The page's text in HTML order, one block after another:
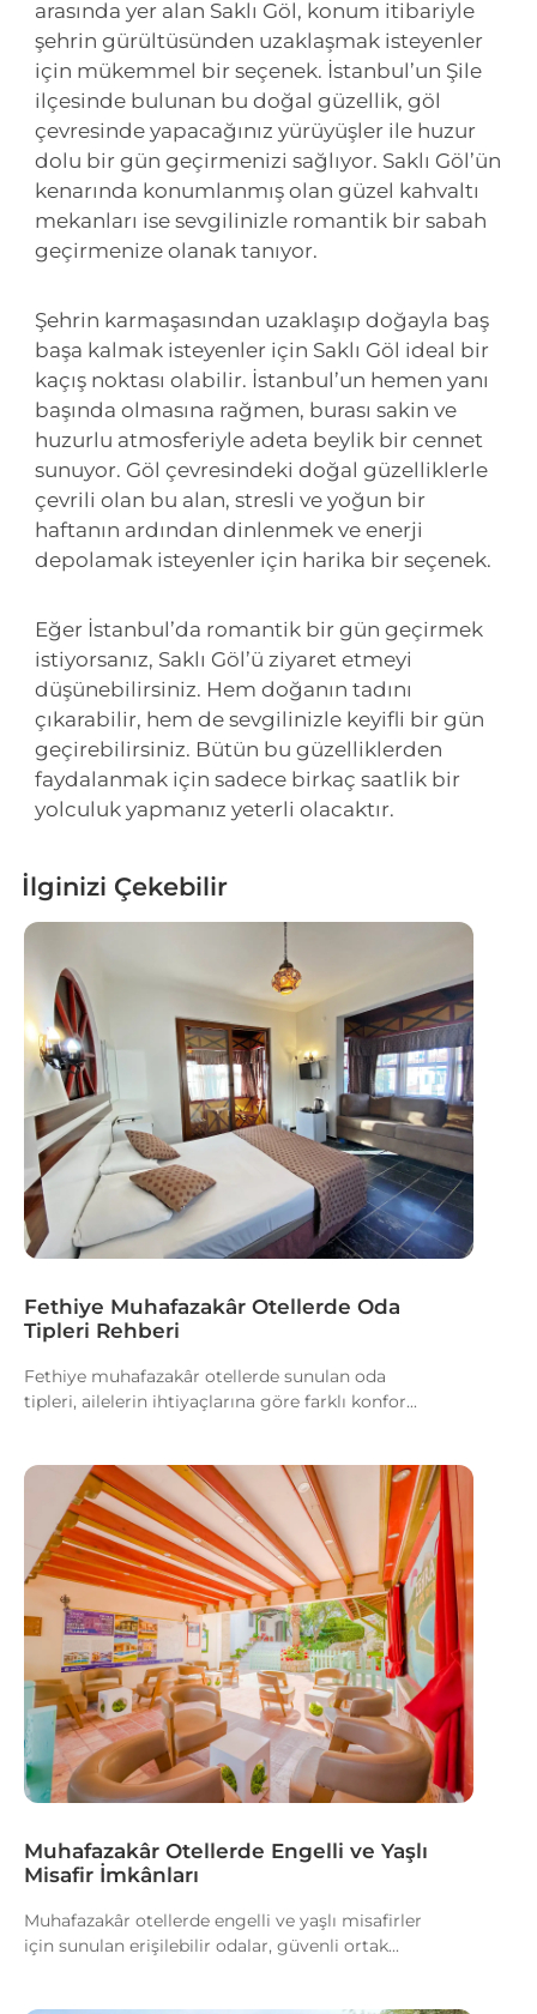
arasında yer alan Saklı Göl, konum itibariyle
şehrin gürültüsünden uzaklaşmak isteyenler
için mükemmel bir seçenek. İstanbul’un Şile
ilçesinde bulunan bu doğal güzellik, göl
çevresinde yapacağınız yürüyüşler ile huzur
dolu bir gün geçirmenizi sağlıyor. Saklı Göl’ün
kenarında konumlanmış olan güzel kahvaltı
mekanları ise sevgilinizle romantik bir sabah
geçirmenize olanak tanıyor.
Şehrin karmaşasından uzaklaşıp doğayla baş
başa kalmak isteyenler için Saklı Göl ideal bir
kaçış noktası olabilir. İstanbul’un hemen yanı
başında olmasına rağmen, burası sakin ve
huzurlu atmosferiyle adeta beylik bir cennet
sunuyor. Göl çevresindeki doğal güzelliklerle
çevrili olan bu alan, stresli ve yoğun bir
haftanın ardından dinlenmek ve enerji
depolamak isteyenler için harika bir seçenek.
Eğer İstanbul’da romantik bir gün geçirmek
istiyorsanız, Saklı Göl’ü ziyaret etmeyi
düşünebilirsiniz. Hem doğanın tadını
çıkarabilir, hem de sevgilinizle keyifli bir gün
geçirebilirsiniz. Bütün bu güzelliklerden
faydalanmak için sadece birkaç saatlik bir
yolculuk yapmanız yeterli olacaktır.
İlginizi Çekebilir
Fethiye Muhafazakâr Otellerde Oda
Tipleri Rehberi
Fethiye muhafazakâr otellerde sunulan oda
tipleri, ailelerin ihtiyaçlarına göre farklı konfor...
Muhafazakâr Otellerde Engelli ve Yaşlı
Misafir İmkânları
Muhafazakâr otellerde engelli ve yaşlı misafirler
için sunulan erişilebilir odalar, güvenli ortak...